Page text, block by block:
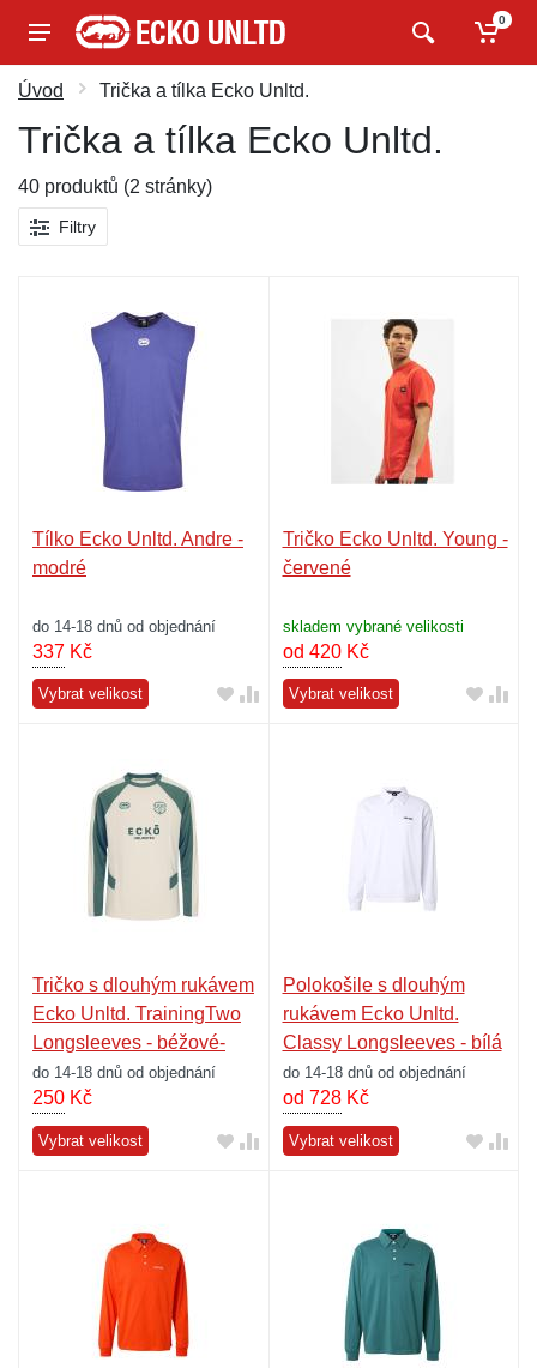
0
Úvod Trička a tílka Ecko Unltd.
Trička a tílka Ecko Unltd.
40 produktů (2 stránky)
Filtry
Tílko Ecko Unltd. Andre -
modré
do 14-18 dnů od objednání
337 Kč
Vybrat velikost
Tričko Ecko Unltd. Young -
červené
skladem vybrané velikosti
od 420Kč
Vybrat velikost
Tričko s dlouhým rukávem
Ecko Unltd. TrainingTwo
Longsleeves - béžové-
zelené
do 14-18 dnů od objednání
250 Kč
Vybrat velikost
Polokošile s dlouhým
rukávem Ecko Unltd.
Classy Longsleeves - bílá
do 14-18 dnů od objednání
od 728Kč
Vybrat velikost